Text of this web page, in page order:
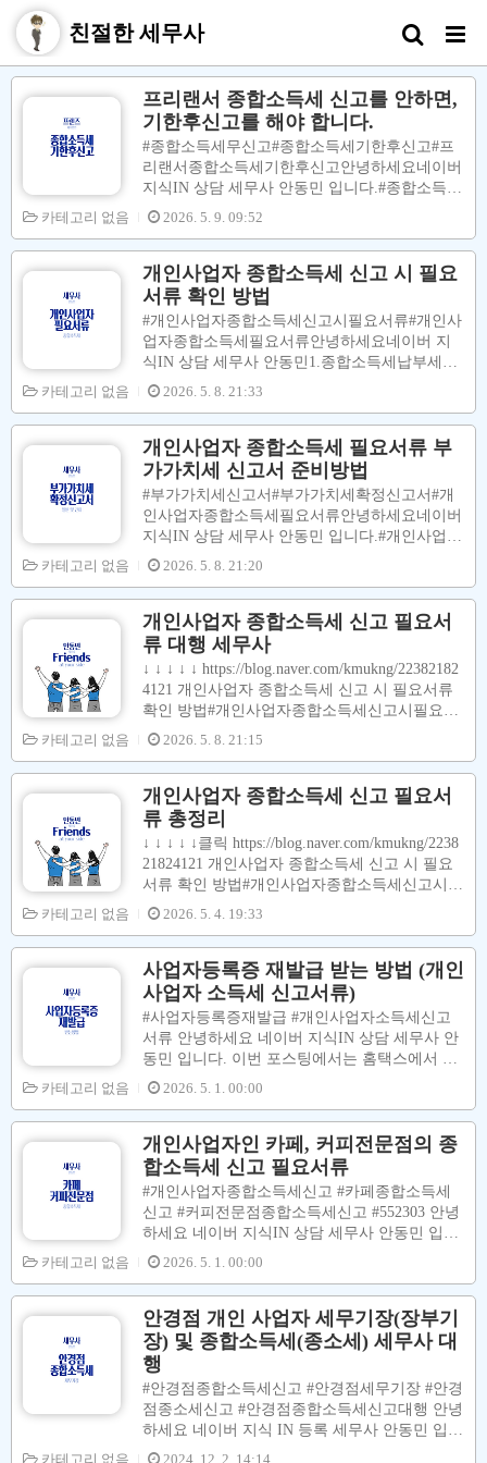
친절한 세무사
프리랜서 종합소득세 신고를 안하면,
기한후신고를 해야 합니다.
#종합소득세무신고#종합소득세기한후신고#프
리랜서종합소득세기한후신고안녕하세요네이버
지식IN 상담 세무사 안동민 입니다.#종합소득세
신고납부기한은매 년5월 1일 ~ 31일입니다.프리
한 내에종합소득세신고를 하지 않는 경우가 있
습니다.#기한후신고란위 법정신고납부기한을
지나세무서로부터#과세예고통지서를받기 전 까
지#종합소득세신고 하는 것을 말합니다.종합소
득세 신고납부기한내에신고를 하지 못하였더라
도서둘러서#종합소득세기한후신고를하셔야가
산세 부담이 적어 집니다.[ 가산세 ]종합소득세
신고납부기한 내에신고를 하지 않으면 아래의
가산세가 추가로 부과 됩니다.신고불성실가산세
(1) 일반 무신고 가산세= 납부세액 X 20%(2) 부
당 무신고 가산세= 납부세액 X 40%납부불성실
가산세(=연..
카테고리 없음 2026. 5. 9. 09:52
개인사업자 종합소득세 신고 시 필요
서류 확인 방법
#개인사업자종합소득세신고시필요서류#개인사
업자종합소득세필요서류안녕하세요네이버 지
식IN 상담 세무사 안동민​​​​​1.종합소득세납부세액
( 환급세액 ) 은이익( = 수입금액 - 필요경비 - 소
"소득금액 = 수입금액 - 필요경비"입니다.​2.지방
소득세는종합소득세납부세액 ( 환급세액 )의 1
0% 로계산 됩니다.3.국민연금보험료와건강보험
료 는이번 2025년 5월종합소득세 신고 시확정되
는 소득금액을기준으로산정 부과 됩니다.​간략하
게산식으로 표현하면아래와 같습니다.​종합소득
세납부세액 ( 환급세액 )= [(수입금액 - 필요경비
- 소득공제)] X 종합소득세 - 각종 세액공제액 합
계액 - 기납부세액(= 3% 원천징수세액)​지방소득
세납부세액 ( 환급세액 )= 위 종합소득세 납..
카테고리 없음 2026. 5. 8. 21:33
개인사업자 종합소득세 필요서류 부
가가치세 신고서 준비방법
#부가가치세신고서#부가가치세확정신고서#개
인사업자종합소득세필요서류안녕하세요네이버
지식IN 상담 세무사 안동민 입니다.#개인사업자
(과세사업자)2024년에이미 신고한#부가가치세
매출내역, 매입내역 등등)확인용으로필요합니
다.이번포스팅에서는홈택스에접속해서전년도
(=2024년도)개인사업자부가가치세신고서를조
회 및 저장하는 방법에 대하여설명을 합니다.일
반과세자: 연 2회 신고( 매년 1월 25일 & 7월 25
일 )간이과세자연 : 1회 신고( 매년 1월 25일 )예
외적으로위 신고 횟수와 다른 아래의 경우도 있
습니다.-부가가치세 예정신고를 한 경우--간이
과세를 포기한 경우--폐업을 한 경우 등등 -00.
홈택스 사이트 접속[ 홈택스 사이트 접속 ]↓↓↓↓↓
https://home..
카테고리 없음 2026. 5. 8. 21:20
개인사업자 종합소득세 신고 필요서
류 대행 세무사
↓ ↓ ↓ ↓ ↓ https://blog.naver.com/kmukng/22382182
4121 개인사업자 종합소득세 신고 시 필요서류
확인 방법#개인사업자종합소득세신고시필요서
류 #개인사업자종합소득세필요서류 안녕하세요
종합소득세신고#피부샵종합소득세신고#개별화
물종합소득세신고#올리브영종합소득세신고#도
소매업종합소득세신고#노래방종합소득세신고#
에어컨설치서비스종합소득세신고#수출입업종
합소득세신고#개인사업자종합소득세신고
카테고리 없음 2026. 5. 8. 21:15
개인사업자 종합소득세 신고 필요서
류 총정리
↓ ↓ ↓ ↓ ↓클릭 https://blog.naver.com/kmukng/2238
21824121 개인사업자 종합소득세 신고 시 필요
서류 확인 방법#개인사업자종합소득세신고시필
요서류 #개인사업자종합소득세필요서류 안녕하
일샵종합소득세신고#피부샵종합소득세신고#개
별화물종합소득세신고#올리브영종합소득세신
고#도소매업종합소득세신고#노래방종합소득세
신고#에어컨설치서비스종합소득세신고#수출입
업종합소득세신고#개인사업자종합소득세신고
카테고리 없음 2026. 5. 4. 19:33
사업자등록증 재발급 받는 방법 (개인
사업자 소득세 신고서류)
#사업자등록증재발급 #개인사업자소득세신고
서류 안녕하세요 네이버 지식IN 상담 세무사 안
동민 입니다. 이번 포스팅에서는 홈택스에서 #
사업자등록증 을 #재발급 받는 방법에 대해서
게 재발급 받을 수 있습니다. 00. 홈택스 사이트
접속 [ 홈택스 사이트 접속 ] ↓↓↓↓↓ https://hometa
x.go.kr/websquare/websquare.html?w2xPath=/ui/p
p/index_pp.xml&menuCd=index3 국세청 홈택스 h
ometax.go.kr 01. 공동금융인증 메뉴 클릭 - 인증
서 선택 - 비밀번호 입력 - 확인 버튼 클릭02. 증
명등록신청 메뉴 클릭 - 즉시발급 증명 메뉴 클
릭 - 사업자등록증 재발급 메뉴 클릭..
카테고리 없음 2026. 5. 1. 00:00
개인사업자인 카페, 커피전문점의 종
합소득세 신고 필요서류
#개인사업자종합소득세신고 #카페종합소득세
신고 #커피전문점종합소득세신고 #552303 안녕
하세요 네이버 지식IN 상담 세무사 안동민 입니
다. 업종코드 552303 카페 혹은 커피전문점 [ 종
2일 입니다. [ 업종 특징 ] 최종소비자를 대상으
로 커피를 판매하고 음식점업과 더불어 다른 업
종에 비하여 총 경비 중에서 인건비 및 임차료가
차지하는 비중이 높습니다. [ 부가가치세 신고 ]
↓ ↓ ↓ ↓ ↓ https://blog.naver.com/kmukng/22368013
3000 카페(커피전문점)552303 부가가치세(부가
세) 신고 대행 세무사#커피전문점부가가치세신
고 #카페부가가치세신고 #카페부가세신고 #커
카테고리 없음 2026. 5. 1. 00:00
안경점 개인 사업자 세무기장(장부기
장) 및 종합소득세(종소세) 세무사 대
행
#안경점종합소득세신고 #안경점세무기장 #안경
점종소세신고 #안경점종합소득세신고대행 안녕
하세요 네이버 지식 IN 등록 세무사 안동민 입니
다. 이번 포스팅에서는 안경점 대표님들의 종합
카테고리 없음 2024. 12. 2. 14:14